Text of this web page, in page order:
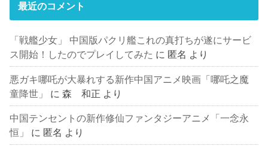
最近のコメント
「戦艦少女」 中国版パクリ艦これの真打ちが遂にサービ
ス開始！したのでプレイしてみた に 匿名 より
悪ガキ哪吒が大暴れする新作中国アニメ映画「哪吒之魔
童降世」
に森 和正 より
中国テンセントの新作修仙ファンタジーアニメ「一念永
恒」
に 匿名 より